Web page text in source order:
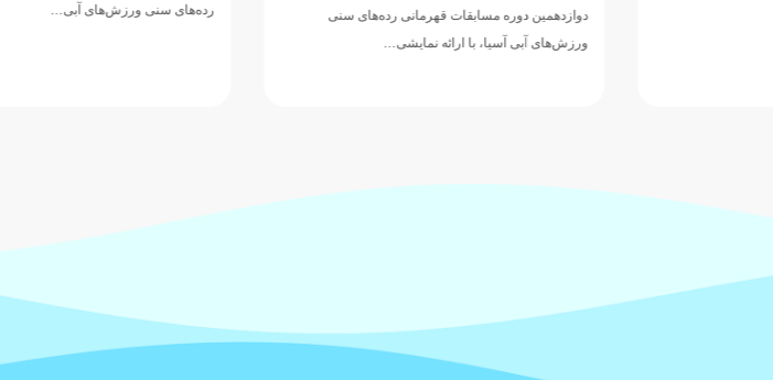
دوازدهمین دوره مسابقات قهرمانی رده‌های سنی
ورزش‌های آبی آسیا، با ارائه نمایشی…
رده‌های سنی ورزش‌های آبی…